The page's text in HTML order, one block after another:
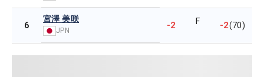
6
宮澤 美咲
JPN -2 F -2(70)